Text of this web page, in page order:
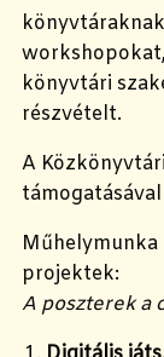
könyvtári
részvételt.
A
projektek:
A poszterek a